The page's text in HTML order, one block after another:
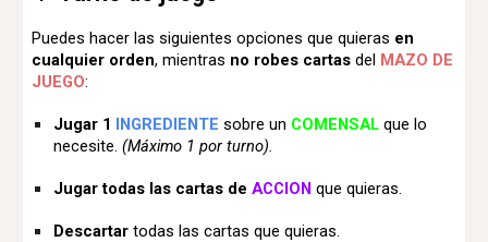
Puedes hacer las siguientes opciones que quieras en
cualquier orden, mientras no robes cartasdel MAZO DE
JUEGO:
Jugar 1 INGREDIENTE sobre un COMENSAL que lo
necesite.(Máximo 1 por turno).
Jugar todas las cartas deACCION que quieras.
Descartar todas las cartas que quieras.